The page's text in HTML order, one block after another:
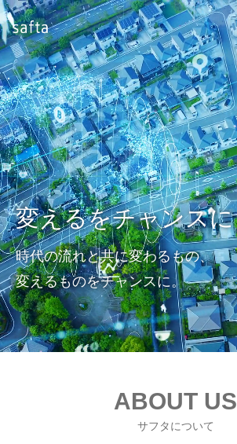
変えるをチャンスに
時代の流れと共に変わるもの、
変えるものをチャンスに。
ABOUT US
サフタについて